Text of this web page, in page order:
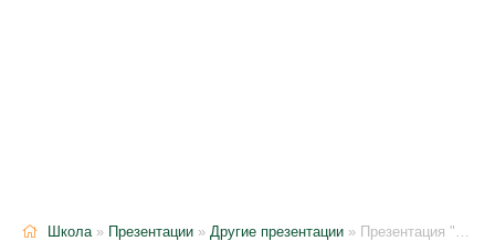
Школа» Презентации » Другие презентации » Презентация "Подготовка к ОГЭ по географии"